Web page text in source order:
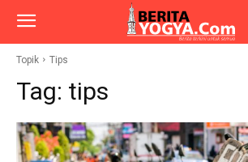
Topik Tips
Tag: tips